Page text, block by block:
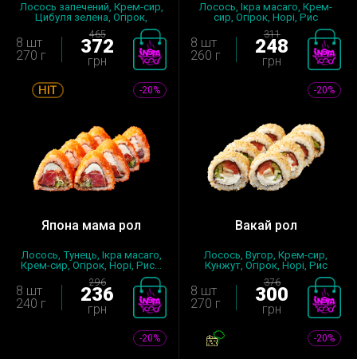
Лосось запечений, Крем-сир,
Цибуля зелена, Огірок,
Помід...
8 шт
270 г
465
372
грн
Лосось, Ікра масаго, Крем-
сир, Огірок, Норі, Рис
заправл...
8 шт
260 г
311
248
грн
-20%
Япона мама рол
Лосось, Тунець, Ікра масаго,
Крем-сир, Огірок, Норі, Рис...
8 шт
240 г
296
236
грн
-20%
Вакай рол
Лосось, Вугор, Крем-сир,
Кунжут, Огірок, Норі, Рис
запра...
8 шт
270 г
376
300
грн
-20% -20%